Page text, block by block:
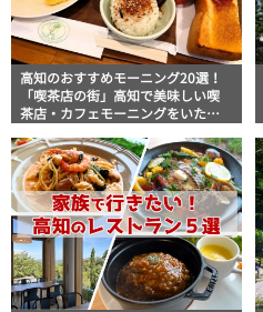
高知のおすすめモーニング20選！
「喫茶店の街」高知で美味しい喫
茶店・カフェモーニングをいただ